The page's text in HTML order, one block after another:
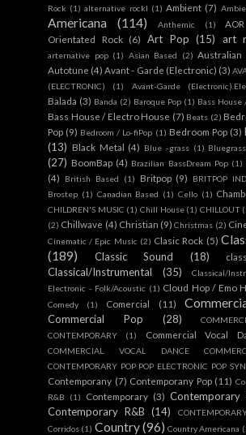
Rock (1) alternative rockl (1) Ambient (7)
Americana (114) Anthemic (1)
Orientated Rock (6) Art Pop (15) art
arternative pop (1) Asian Based (2) Australian
Autotune (4) Avant - Garde (Electronic) (3)
(ELECTRONIC)
(1) Avant-Garde
Balada (3) Banda (2) Baroque Pop (1) Bass House
Bass House / Electro House (7) Beats (2)
Pop (9) Bedroom / Lo-fiPop (1) Bedroom Pop (3)
(13) Black Metal (4) Blue -grass (1) Bluegrass
(27) BoomBap (4) Brazilian BassDream Pop (1)
(4)
British Based (1) Britpop (9) BRITPOP
Brostep (1) Canadian Based (1) Cello (1)
CHILDREN'S MUSIC (1) Chill House (1) CHILLOUT
(2) Chillwave (4) Christian (9) Christmas (2)
Cinematic / Epic Music (2) Clasic Rock (5)
(189)
Classic Sound (18)
Classical/Instrumental (35)
Classical/
Electronic - Folk/Acoustic (1) Cloud Hop / Emo
Comedy (1) Comercial (11)
Commercial Pop (28)
CONTEMPORARY
(1) Commercial Vocal
COMMERCIAL VOCAL DANCE
CONTEMPORARY POP POP ELECTRONIC POP
Contemporany (7) Contemporany Pop (11)
R&B
(1) Contemporary (3) Contemporary
Contemporary R&B (14)
Corridos (1) Country(96) Country Americana